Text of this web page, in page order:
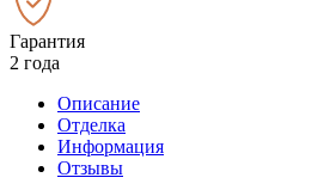
Гарантия
2 года
Описание
Отделка
Информация
Отзывы